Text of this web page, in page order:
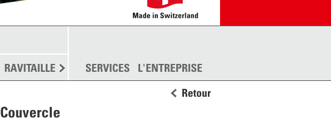
RAVITAILLEMENT DISPERSION PLUS
SERVICES L'ENTREPRISE
Retour
Couvercle